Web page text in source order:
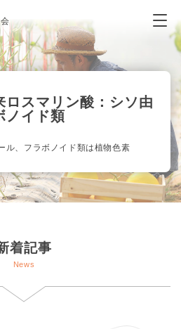
ロスマリン酸：シソ由
ノイド類
ル、フラボノイド類は植物色素
着記事
News